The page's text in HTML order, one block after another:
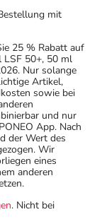
mit
25 % Rabatt auf
LSF 50+, 50 ml
Nur solange
Artikel,
sowie bei
und nur
App. Nach
der Wert des
Wir
eines
anderen
. Nicht bei